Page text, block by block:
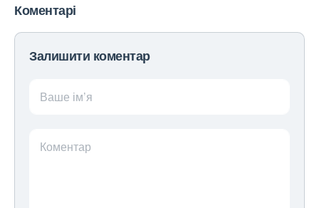
Коментарі
Залишити коментар
Ваше ім’я
Коментар